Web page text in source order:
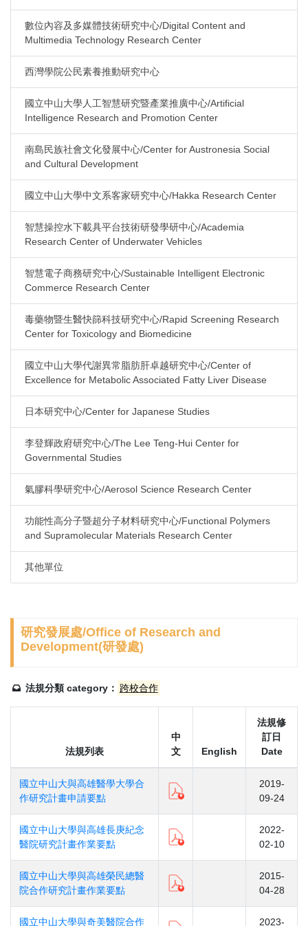
數位內容及多媒體技術研究中心/Digital Content and
Multimedia Technology Research Center
西灣學院公民素養推動研究中心
國立中山大學人工智慧研究暨產業推廣中心/Artificial
Intelligence Research and Promotion Center
南島民族社會文化發展中心/Center for Austronesia Social
and Cultural Development
國立中山大學中文系客家研究中心/Hakka Research Center
智慧操控水下載具平台技術研發學研中心/Academia
Research Center of Underwater Vehicles
智慧電子商務研究中心/Sustainable Intelligent Electronic
Commerce Research Center
毒藥物暨生醫快篩科技研究中心/Rapid Screening Research
Center for Toxicology and Biomedicine
國立中山大學代謝異常脂肪肝卓越研究中心/Center of
Excellence for Metabolic Associated Fatty Liver Disease
日本研究中心/Center for Japanese Studies
李登輝政府研究中心/The Lee Teng-Hui Center for
Governmental Studies
氣膠科學研究中心/Aerosol Science Research Center
功能性高分子暨超分子材料研究中心/Functional Polymers
and Supramolecular Materials Research Center
其他單位
研究發展處/Office of Research and
Development(研發處)
法規分類 category： 跨校合作
法規列表
中
文
English
法規修
訂日
Date
國立中山大與高雄醫學大學合
作研究計畫申請要點
2019-
09-24
國立中山大學與高雄長庚紀念
醫院研究計畫作業要點
2022-
02-10
國立中山大學與高雄榮民總醫
院合作研究計畫作業要點
2015-
04-28
國立中山大學與奇美醫院合作 2023-